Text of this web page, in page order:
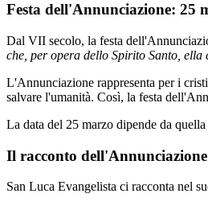
Festa dell'Annunciazione: 25
Dal VII secolo, la festa
che, per opera dello Spirito Santo,
L'Annunciazione rappresenta per i
salvare l'umanità. Così, la festa
La data del 25 marzo dipende da
Il racconto
San Luca Evangelista ci racconta nel